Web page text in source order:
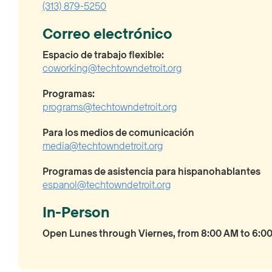
(313) 879-5250
Correo electrónico
Espacio de trabajo flexible:
coworking@techtowndetroit.org
Programas:
programs@techtowndetroit.org
Para los medios de comunicación
media@techtowndetroit.org
Programas de asistencia para hispanohablantes
espanol@techtowndetroit.org
In-Person
Open Lunes through Viernes, from 8:00 AM to